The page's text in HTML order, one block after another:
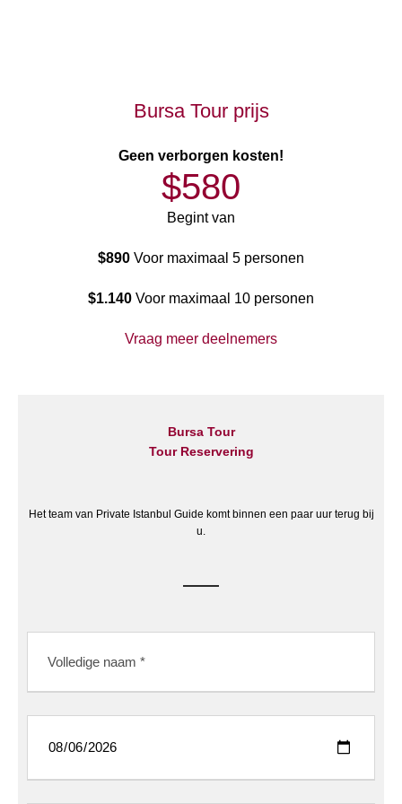
Bursa Tour prijs
Geen verborgen kosten!
$580
Begint van
$890 Voor maximaal 5 personen
$1.140 Voor maximaal 10 personen
Vraag meer deelnemers
Bursa Tour
Tour Reservering
Het team van Private Istanbul Guide komt binnen een paar uur terug bij
u.